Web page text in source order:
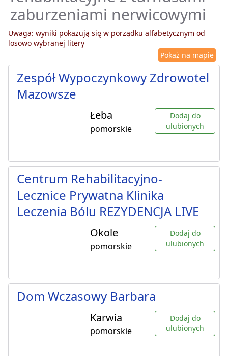
zaburzeniami nerwicowymi
Uwaga: wyniki pokazują się w porządku alfabetycznym od
losowo wybranej litery
Pokaż na mapie
Zespół Wypoczynkowy Zdrowotel
Mazowsze
Łeba
pomorskie
Dodaj do
ulubionych
Centrum Rehabilitacyjno-
Lecznice Prywatna Klinika
Leczenia Bólu REZYDENCJA LIVE
Okole
pomorskie
Dodaj do
ulubionych
Dom Wczasowy Barbara
Karwia
pomorskie
Dodaj do
ulubionych